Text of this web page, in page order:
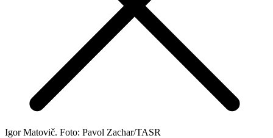
Igor Matovič. Foto: Pavol Zachar/TASR